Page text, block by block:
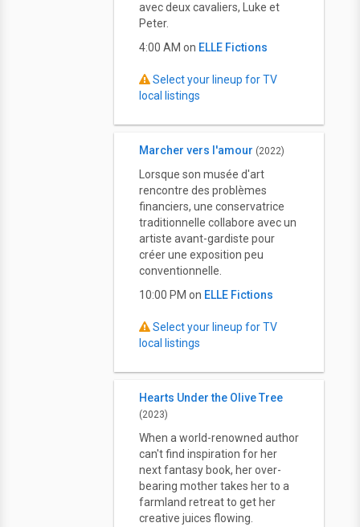
avec deux cavaliers, Luke et
Peter.
4:00 AM on ELLE Fictions
Select your lineup for TV
local listings
Marcher vers l'amour (2022)
Lorsque son musée d'art
rencontre des problèmes
financiers, une conservatrice
traditionnelle collabore avec un
artiste avant-gardiste pour
créer une exposition peu
conventionnelle.
10:00 PM on ELLE Fictions
Select your lineup for TV
local listings
Hearts Under the Olive Tree
(2023)
When a world-renowned author
can't find inspiration for her
next fantasy book, her over-
bearing mother takes her to a
farmland retreat to get her
creative juices flowing.